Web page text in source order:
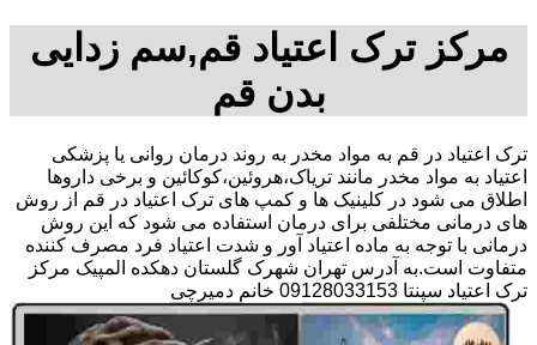
مرکز ترک اعتیاد قم,سم زدایی
بدن قم
ترک اعتیاد در قم به مواد مخدر به روند درمان روانی یا پزشکی
اعتیاد به مواد مخدر مانند تریاک،هروئین،کوکائین و برخی داروها
اطلاق می شود در کلینیک ها و کمپ های ترک اعتیاد در قم از روش
های درمانی مختلفی برای درمان استفاده می شود که این روش
درمانی با توجه به ماده اعتیاد آور و شدت اعتیاد فرد مصرف کننده
متفاوت است.به آدرس تهران شهرک گلستان دهکده المپیک مرکز
ترک اعتیاد سپنتا 09128033153 خانم دمیرچی